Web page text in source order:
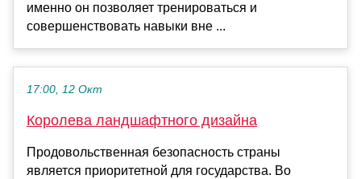
именно он позволяет тренироваться и
совершенствовать навыки вне ...
17:00, 12 Окт
Королева ландшафтного дизайна
Продовольственная безопасность страны
является приоритетной для государства. Во